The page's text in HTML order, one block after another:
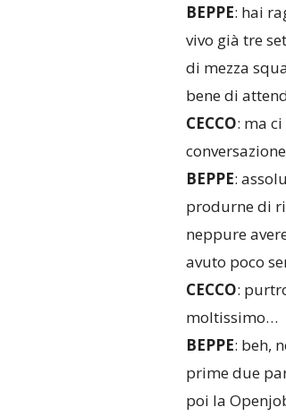
BEPPE: hai
vivo già tre
di mezza
bene di
CECCO: ma
BEPPE:
produrne di
neppure
avuto poco
CECCO:
moltissimo…
BEPPE: beh,
prime due
poi la